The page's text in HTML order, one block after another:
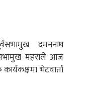
दमननाथ
सभामुख महराले आज
भेटवार्ता